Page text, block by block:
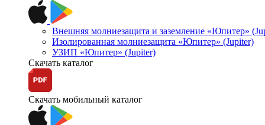
Внешняя молниезащита и заземление «Юпитер»
Изолированная молниезащита «Юпитер» (Jupiter)
УЗИП «Юпитер» (Jupiter)
Скачать каталог
Скачать мобильный каталог